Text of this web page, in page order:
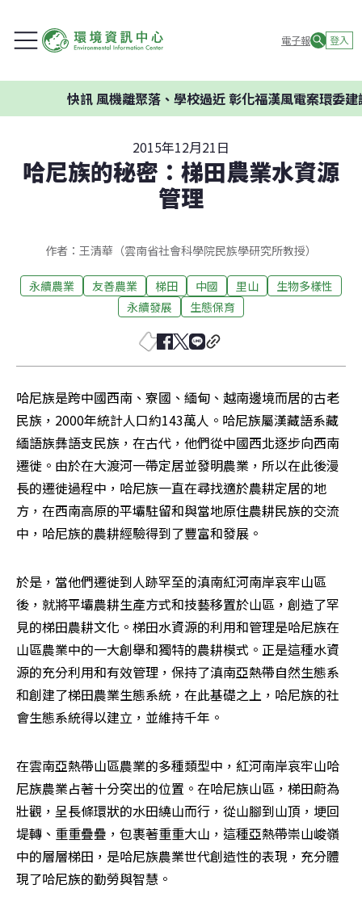
電子報 登入
風機離聚落、學校過近 彰化福漢風電案環委建議不應開
2015年12月21日
哈尼族的秘密：梯田農業水資源
管理
作者：王清華（雲南省社會科學院民族學研究所教授）
永續農業 友善農業 梯田 中國 里山
生物多樣性
永續發展
生態保育
哈尼族是跨中國西南、寮國、緬甸、越南邊境而居的古老
民族，2000年統計人口約143萬人。哈尼族屬漢藏語系藏
緬語族彝語支民族，在古代，他們從中國西北逐步向西南
遷徙。由於在大渡河一帶定居並發明農業，所以在此後漫
長的遷徙過程中，哈尼族一直在尋找適於農耕定居的地
方，在西南高原的平壩駐留和與當地原住農耕民族的交流
中，哈尼族的農耕經驗得到了豐富和發展。
於是，當他們遷徙到人跡罕至的滇南紅河南岸哀牢山區
後，就將平壩農耕生產方式和技藝移置於山區，創造了罕
見的梯田農耕文化。梯田水資源的利用和管理是哈尼族在
山區農業中的一大創舉和獨特的農耕模式。正是這種水資
源的充分利用和有效管理，保持了滇南亞熱帶自然生態系
和創建了梯田農業生態系統，在此基礎之上，哈尼族的社
會生態系統得以建立，並維持千年。
在雲南亞熱帶山區農業的多種類型中，紅河南岸哀牢山哈
尼族農業占著十分突出的位置。在哈尼族山區，梯田蔚為
壯觀，呈長條環狀的水田繞山而行，從山腳到山頂，埂回
堤轉、重重疊疊，包裹著重重大山，這種亞熱帶崇山峻嶺
中的層層梯田，是哈尼族農業世代創造性的表現，充分體
現了哈尼族的勤勞與智慧。